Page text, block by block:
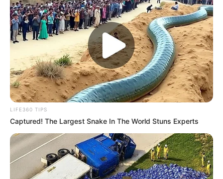
LIFE360 TIPS
Captured! The Largest Snake In The World Stuns Experts